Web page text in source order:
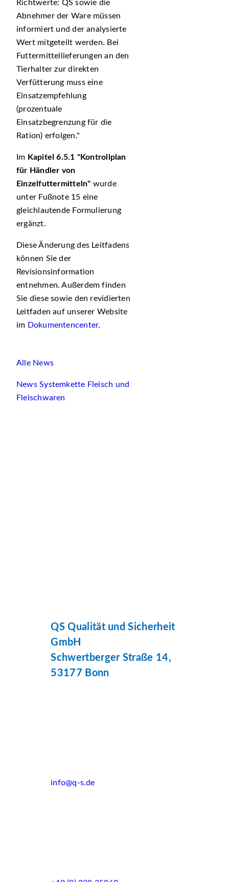
Richtwerte: QS sowie die
Abnehmer der Ware müssen
informiert und der analysierte
Wert mitgeteilt werden. Bei
Futtermittellieferungen an den
Tierhalter zur direkten
Verfütterung muss eine
Einsatzempfehlung
(prozentuale
Einsatzbegrenzung für die
Ration) erfolgen.
Im Kapitel 6.5.1
Kontrollplan
für Händler von
Einzelfuttermitteln
wurde
unter Fußnote 15 eine
gleichlautende Formulierung
ergänzt.
Diese Änderung des Leitfadens
können Sie der
Revisionsinformation
entnehmen. Außerdem finden
Sie diese sowie den revidierten
Leitfaden auf unserer Website
im Dokumentencenter.
Alle News
News Systemkette Fleisch und
Fleischwaren
QS Qualität und Sicherheit
GmbH
Schwertberger Straße 14,
53177 Bonn
info@q-s.de